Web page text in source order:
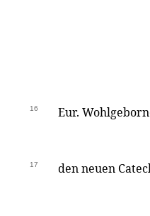
16 Eur.
17 den neuen